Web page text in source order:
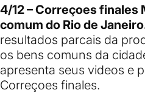
4/12 – Correçoes finales
comum do Rio de
resultados parcais da
os bens comuns da
apresenta seus videos e
Correçoes finales.